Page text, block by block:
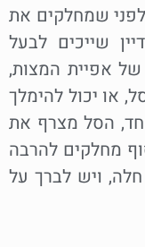
שמחלקים את
שייכים לבעל
אפיית המצות,
או יכול להימלך
הסל מצרף את
מחלקים להרבה
ויש לברך על